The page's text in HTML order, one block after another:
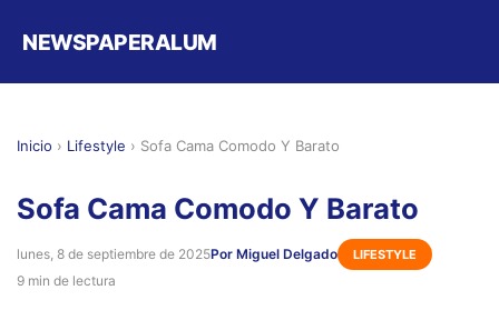
NEWSPAPERALUM
Inicio › Lifestyle › Sofa Cama Comodo Y Barato
Sofa Cama Comodo Y Barato
lunes, 8 de septiembre de 2025Por Miguel Delgado LIFESTYLE
9 min de lectura